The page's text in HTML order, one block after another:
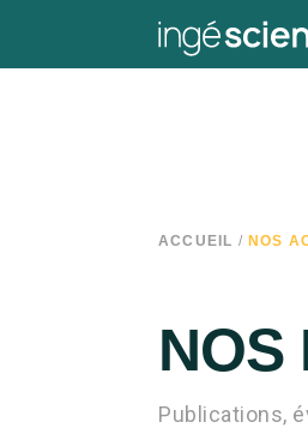
ACCUEIL / NOS
NOS
Publications,